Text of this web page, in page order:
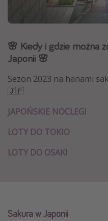
Polska
Malediwy
Azja Południowo-
Tajlandia
Wszystkie kierunki
Wakacje z dziećmi
🌸 Kiedy i gdzie można
Japonii 🌸
Sezon 2023 na hanami
🇯🇵
JAPOŃSKIE NOCLEGI
LOTY DO TOKIO
LOTY DO OSAKI
Sakura w Japonii